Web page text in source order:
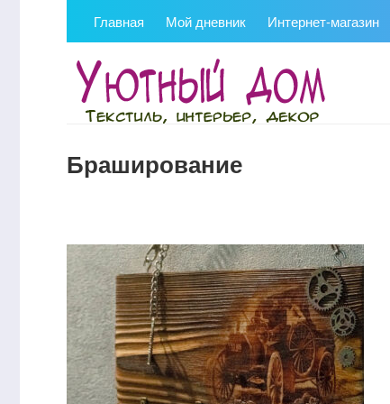
Главная Мой дневник Интернет-магазин
Браширование